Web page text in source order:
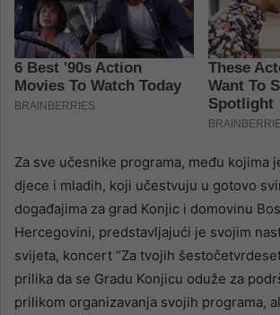
Za sve učesnike programa, među kojima
djece i mladih, koji učestvuju u gotovo
događajima za grad Konjic i domovinu
Hercegovini, predstavljajući je svojim
svijeta, koncert “Za tvojih
prilika da se Gradu Konjicu oduže za
prilikom organizavanja svojih programa,